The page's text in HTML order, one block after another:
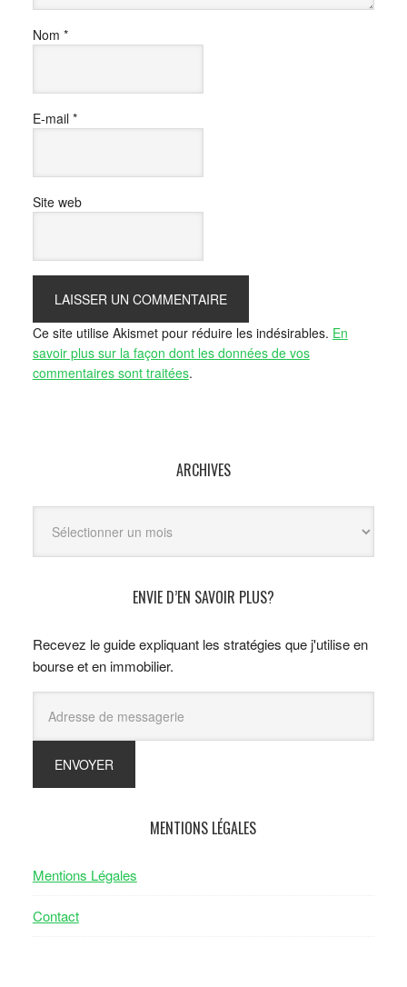
Nom *
E-mail *
Site web
Ce site utilise Akismet pour réduire les indésirables. En
savoir plus sur la façon dont les données de vos
commentaires sont traitées.
ARCHIVES
ENVIE D’EN SAVOIR PLUS?
Recevez le guide expliquant les stratégies que j'utilise en
bourse et en immobilier.
MENTIONS LÉGALES
Mentions Légales
Contact